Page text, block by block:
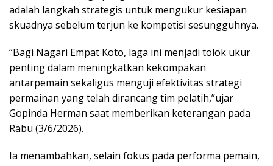
adalah langkah strategis untuk mengukur kesiapan
skuadnya sebelum terjun ke kompetisi sesungguhnya.
“Bagi Nagari Empat Koto, laga ini menjadi tolok ukur
penting dalam meningkatkan kekompakan
antarpemain sekaligus menguji efektivitas strategi
permainan yang telah dirancang tim pelatih,”ujar
Gopinda Herman saat memberikan keterangan pada
Rabu (3/6/2026).
Ia menambahkan, selain fokus pada performa pemain,